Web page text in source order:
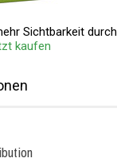
Sichtbarkeit durch
kaufen